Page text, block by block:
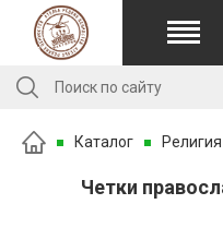
Каталог Религия
Четки